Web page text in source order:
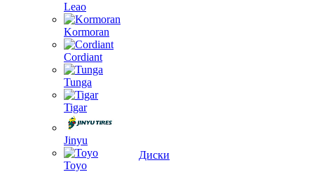
Leao
Kormoran
Cordiant
Tunga
Tigar
Jinyu
Toyo
Диски